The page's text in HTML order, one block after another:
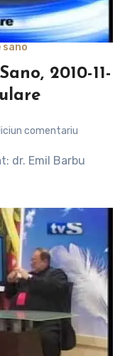
sano
2010-11-
comentariu
dr. Emil Barbu